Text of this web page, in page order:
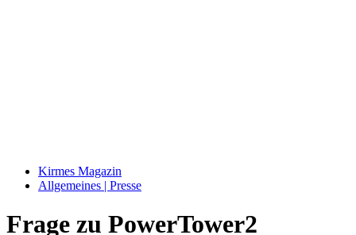
Kirmes Magazin
Allgemeines | Presse
Frage zu PowerTower2